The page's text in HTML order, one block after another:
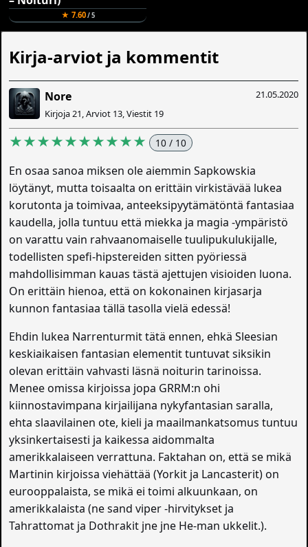
★ 7.60/ 5
Kirja-arviot ja kommentit
21.05.2020
Nore
Kirjoja 21, Arviot 13, Viestit 19
★★★★★★★★★★ 10 / 10
En osaa sanoa miksen ole aiemmin Sapkowskia
löytänyt, mutta toisaalta on erittäin virkistävää lukea
korutonta ja toimivaa, anteeksipyytämätöntä fantasiaa
kaudella, jolla tuntuu että miekka ja magia -ympäristö
on varattu vain rahvaanomaiselle tuulipukulukijalle,
todellisten spefi-hipstereiden sitten pyöriessä
mahdollisimman kauas tästä ajettujen visioiden luona.
On erittäin hienoa, että on kokonainen kirjasarja
kunnon fantasiaa tällä tasolla vielä edessä!
Ehdin lukea Narrenturmit tätä ennen, ehkä Sleesian
keskiaikaisen fantasian elementit tuntuvat siksikin
olevan erittäin vahvasti läsnä noiturin tarinoissa.
Menee omissa kirjoissa jopa GRRM:n ohi
kiinnostavimpana kirjailijana nykyfantasian saralla,
ehta slaavilainen ote, kieli ja maailmankatsomus tuntuu
yksinkertaisesti ja kaikessa aidommalta
amerikkalaiseen verrattuna. Faktahan on, että se mikä
Martinin kirjoissa viehättää (Yorkit ja Lancasterit) on
eurooppalaista, se mikä ei toimi alkuunkaan, on
amerikkalaista (ne sand viper -hirvitykset ja
Tahrattomat ja Dothrakit jne jne He-man ukkelit.).